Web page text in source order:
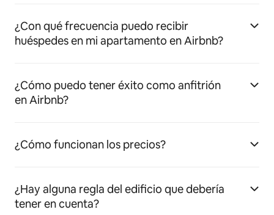
¿Con qué frecuencia puedo recibir
huéspedes en mi apartamento en Airbnb?
¿Cómo puedo tener éxito como anfitrión
en Airbnb?
¿Cómo funcionan los precios?
¿Hay alguna regla del edificio que debería
tener en cuenta?